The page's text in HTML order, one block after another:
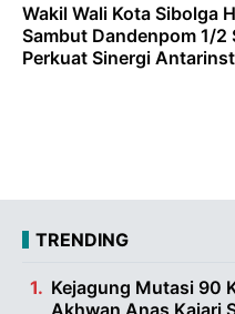
Wakil Wali Kota Sibolga
Sambut Dandenpom 1/2
Perkuat Sinergi
TRENDING
Kejagung Mutasi 90
Akhwan Anas Kajari